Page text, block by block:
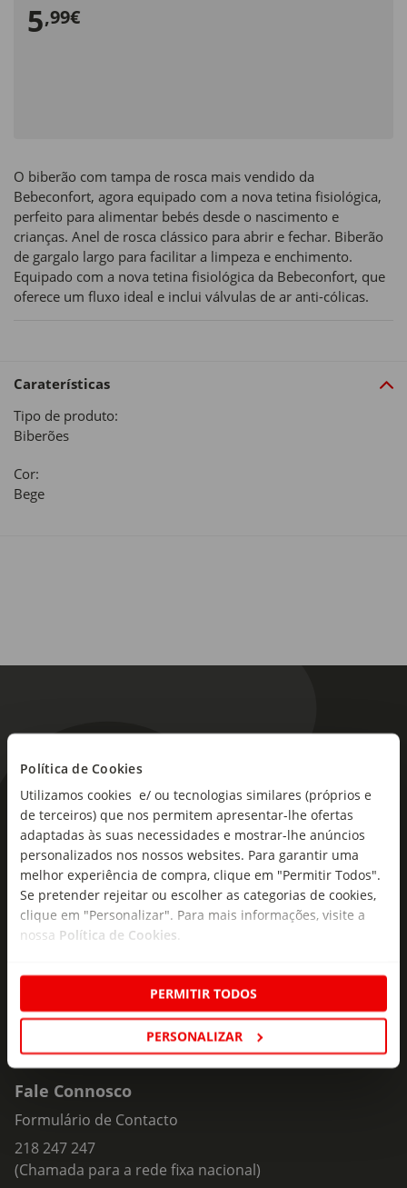
Política de Cookies
Utilizamos cookies e/ ou tecnologias similares (próprios e
de terceiros) que nos permitem apresentar-lhe ofertas
adaptadas às suas necessidades e mostrar-lhe anúncios
personalizados nos nossos websites. Para garantir uma
melhor experiência de compra, clique em "Permitir Todos".
Se pretender rejeitar ou escolher as categorias de cookies,
clique em "Personalizar". Para mais informações, visite a
nossa Política de Cookies
PERMITIR TODOS
PERSONALIZAR
5,99€
O biberão com tampa de rosca mais vendido da
Bebeconfort, agora equipado com a nova tetina fisiológica,
perfeito para alimentar bebés desde o nascimento e
crianças. Anel de rosca clássico para abrir e fechar. Biberão
de gargalo largo para facilitar a limpeza e enchimento.
Equipado com a nova tetina fisiológica da Bebeconfort, que
oferece um fluxo ideal e inclui válvulas de ar anti-cólicas.
Caraterísticas
Tipo de produto:
Biberões
Cor:
Bege
As novidades mais frescas no
seu e-mail!
Subscreva e descubra campanhas exclusivas,
ofertas e novidades para si.
Insira o seu e-
mail
Fale Connosco
Formulário de Contacto
218 247 247
(Chamada para a rede fixa nacional)